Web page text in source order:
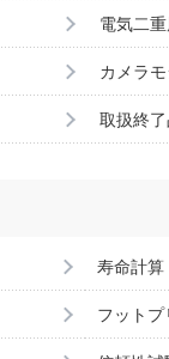
電気二
カメラ
取扱終
寿命計算
フットプ